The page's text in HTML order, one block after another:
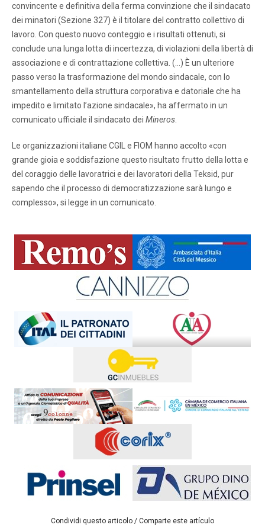
convincente e definitiva della ferma convinzione che il sindacato
dei minatori (Sezione 327) è il titolare del contratto collettivo di
lavoro. Con questo nuovo conteggio e i risultati ottenuti, si
conclude una lunga lotta di incertezza, di violazioni della libertà di
associazione e di contrattazione collettiva. (…) È un ulteriore
passo verso la trasformazione del mondo sindacale, con lo
smantellamento della struttura corporativa e datoriale che ha
impedito e limitato l’azione sindacale», ha affermato in un
comunicato ufficiale il sindacato dei Mineros
Le organizzazioni italiane CGIL e FIOM hanno accolto «con
grande gioia e soddisfazione questo risultato frutto della lotta e
del coraggio delle lavoratrici e dei lavoratori della Teksid, pur
sapendo che il processo di democratizzazione sarà lungo e
complesso», si legge in un comunicato.
Condividi questo articolo / Comparte este artículo